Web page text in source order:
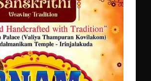
ട്യുണീഷ്യൻ ചിത്രം ” ദി വോയിസ്
ഓഫ് ഹിന്ദ് റജബ് ” ഇരിങ്ങാലക്കുട
ഫിലിം സൊസൈറ്റി ആഗസ്റ്റ് 7
വെള്ളിയാഴ്ച സ്‌ക്രീൻ ചെയ്യുന്നു